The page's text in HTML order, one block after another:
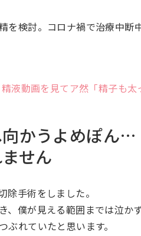
を検討。コロナ禍で治療中断
液動画を見てア然「精子も太
かうよめぽん…
せん
除手術をしました。
、僕が見える範囲までは泣
れていたと思います。